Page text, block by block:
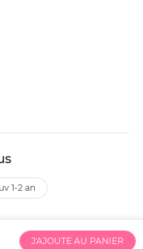
1-2 an
J'AJOUTE AU PANIER